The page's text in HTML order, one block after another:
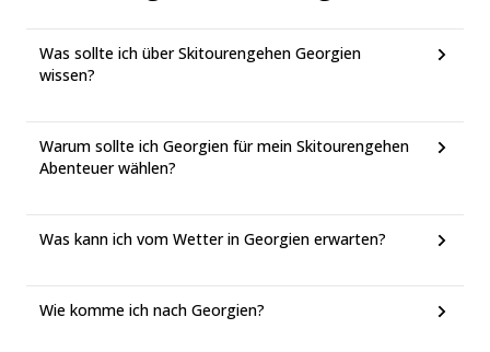
Was sollte ich über Skitourengehen Georgien
wissen?
Warum sollte ich Georgien für mein Skitourengehen
Abenteuer wählen?
Was kann ich vom Wetter in Georgien erwarten?
Wie komme ich nach Georgien?